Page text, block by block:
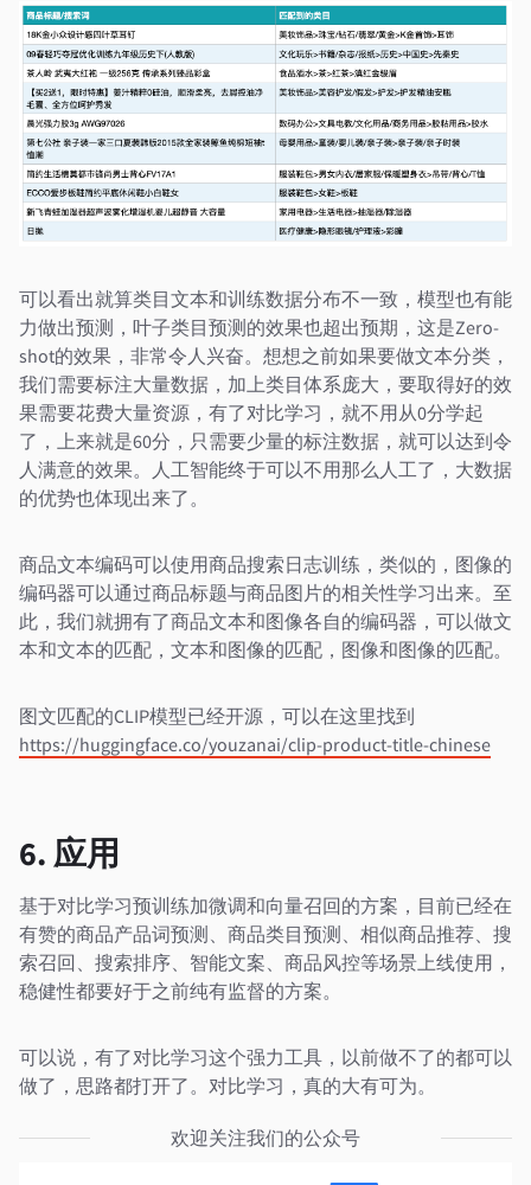
可以看出就算类目文本和训练数据分布不一致，模型也有能
力做出预测，叶子类目预测的效果也超出预期，这是Zero-
shot的效果，非常令人兴奋。想想之前如果要做文本分类，
我们需要标注大量数据，加上类目体系庞大，要取得好的效
果需要花费大量资源，有了对比学习，就不用从0分学起
了，上来就是60分，只需要少量的标注数据，就可以达到令
人满意的效果。人工智能终于可以不用那么人工了，大数据
的优势也体现出来了。
商品文本编码可以使用商品搜索日志训练，类似的，图像的
编码器可以通过商品标题与商品图片的相关性学习出来。至
此，我们就拥有了商品文本和图像各自的编码器，可以做文
本和文本的匹配，文本和图像的匹配，图像和图像的匹配。
图文匹配的CLIP模型已经开源，可以在这里找到
https://huggingface.co/youzanai/clip-product-title-chinese
6. 应用
基于对比学习预训练加微调和向量召回的方案，目前已经在
有赞的商品产品词预测、商品类目预测、相似商品推荐、搜
索召回、搜索排序、智能文案、商品风控等场景上线使用，
稳健性都要好于之前纯有监督的方案。
可以说，有了对比学习这个强力工具，以前做不了的都可以
做了，思路都打开了。对比学习，真的大有可为。
欢迎关注我们的公众号